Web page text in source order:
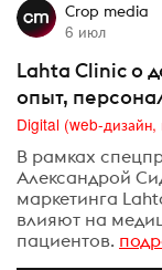
Crop media
6 июл
Lahta Clinic о
опыт,
В рамках
Александрой
маркетинга
влияют на
пациентов.